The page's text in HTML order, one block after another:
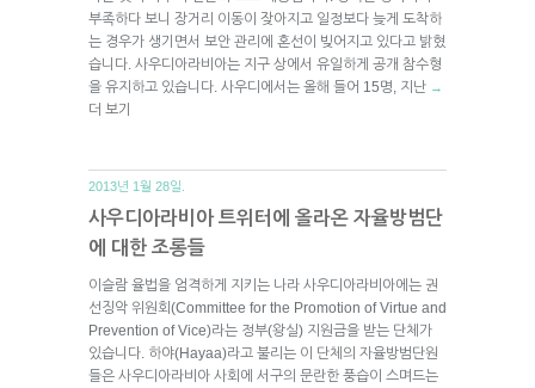
부족하다 보니 장거리 이동이 잦아지고 일정보다 늦게 도착하
는 경우가 생기면서 보안 관리에 혼선이 빚어지고 있다고 밝혔
습니다. 사우디아라비아는 지구 상에서 유일하게 공개 참수형
을 유지하고 있습니다. 사우디에서는 올해 들어 15명, 지난 →
더 보기
2013년 1월 28일.
사우디아라비아 트위터에 올라온 자율방범단
에 대한 조롱들
이슬람 율법을 엄격하게 지키는 나라 사우디아라비아에는 권
선징악 위원회(Committee for the Promotion of Virtue and
Prevention of Vice)라는 정부(왕실) 지원금을 받는 단체가
있습니다. 하야(Hayaa)라고 불리는 이 단체의 자율방범단원
들은 사우디아라비아 사회에 서구의 문란한 풍습이 스며드는